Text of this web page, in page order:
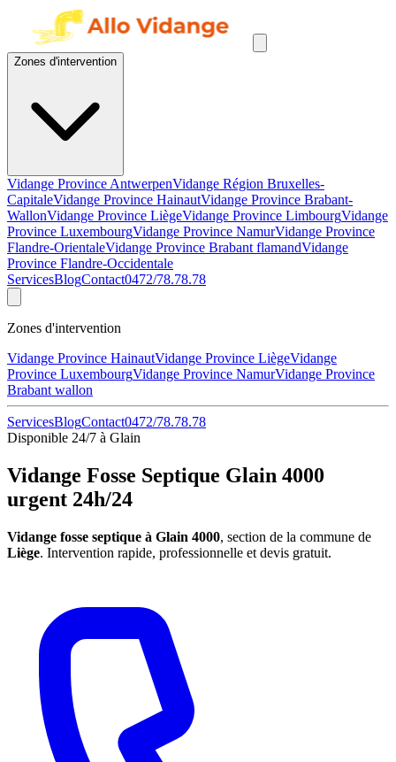
Zones d'intervention
Vidange Province AntwerpenVidange Région Bruxelles-
CapitaleVidange Province HainautVidange Province Brabant-
WallonVidange Province LiègeVidange Province LimbourgVidange
Province LuxembourgVidange Province NamurVidange Province
Flandre-OrientaleVidange Province Brabant flamandVidange
Province Flandre-Occidentale
ServicesBlogContact0472/78.78.78
Zones d'intervention
Vidange Province HainautVidange Province LiègeVidange
Province LuxembourgVidange Province NamurVidange Province
Brabant wallon
ServicesBlogContact0472/78.78.78
Disponible 24/7 à Glain
Vidange Fosse Septique Glain 4000
urgent 24h/24
Vidange fosse septique à Glain 4000, section de la commune de
Liège. Intervention rapide, professionnelle et devis gratuit.